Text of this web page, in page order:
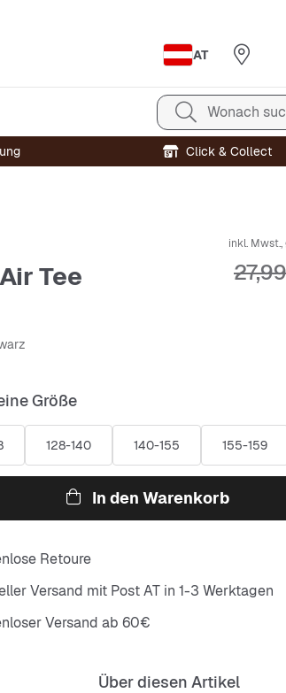
AT
Wonach
Click & Collect
Tee
inkl. Mwst.,
Größe
128-140 140-155 155-159
In den Warenkorb
Retoure
Versand mit Post AT in 1-3 Werktagen
Versand ab 60€
Über diesen Artikel